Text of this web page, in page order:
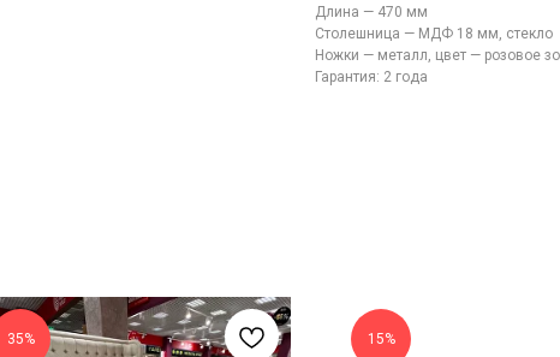
Длина — 470 мм
Столешница — МДФ 18 мм, стекло
Ножки — металл, цвет — розовое
Гарантия: 2 года
35% 15%